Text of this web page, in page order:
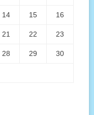
14 15 16
21 22 23
28 29 30